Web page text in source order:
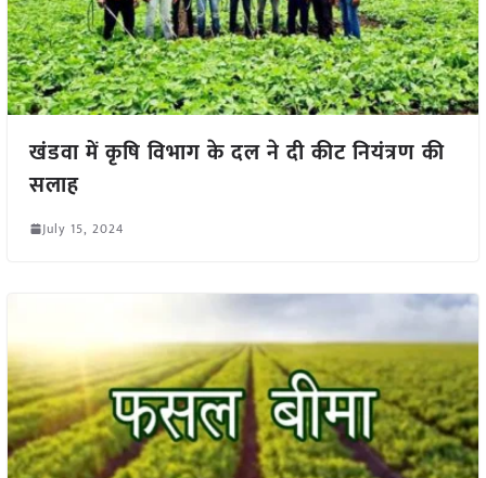
खंडवा में कृषि विभाग के दल ने दी कीट नियंत्रण की
सलाह
July 15, 2024